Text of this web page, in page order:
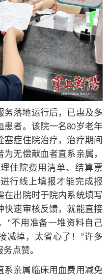
务落地运行后，已惠及多
患者。该院一名80岁老年
症住院治疗，治疗期间
无偿献血者直系亲属，
住院费用清单、结算票
行线上填报才能完成报
在出院时于院内系统填写
快速审核反馈，就能直接
“不用准备一堆资料自己
减掉，太省心了！”许多
点赞。
系亲属临床用血费用减免